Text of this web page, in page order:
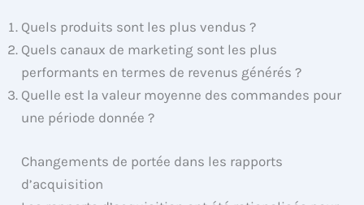
Quels produits sont les plus vendus ?
Quels canaux de marketing sont les plus
performants en termes de revenus générés ?
Quelle est la valeur moyenne des commandes pour
une période donnée ?
Changements de portée dans les rapports
d’acquisition